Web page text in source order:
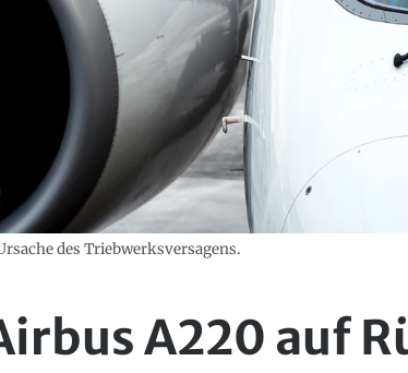
des Triebwerksversagens.
A220 auf